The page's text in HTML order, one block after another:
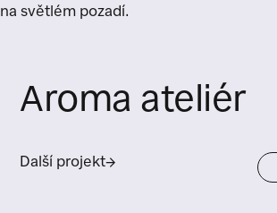
Aroma ateliér
Další projekt→